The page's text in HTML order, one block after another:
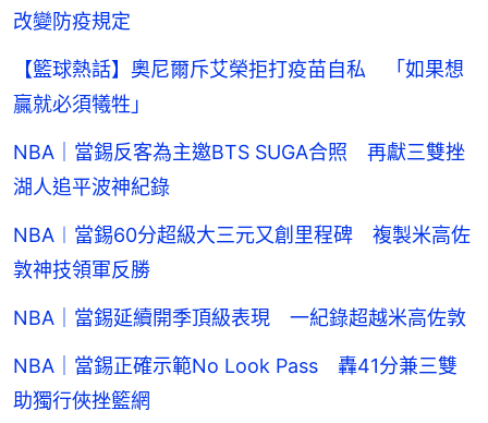
改變防疫規定
【籃球熱話】奧尼爾斥艾榮拒打疫苗自私 「如果想
贏就必須犧牲」
NBA｜當錫反客為主邀BTS SUGA合照 再獻三雙挫
湖人追平波神紀錄
NBA︱當錫60分超級大三元又創里程碑 複製米高佐
敦神技領軍反勝
NBA｜當錫延續開季頂級表現 一紀錄超越米高佐敦
NBA｜當錫正確示範No Look Pass 轟41分兼三雙
助獨行俠挫籃網